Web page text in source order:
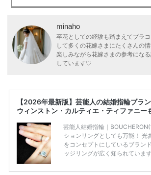
minaho
卒花としての経験も踏まえてプラ
して多くの花嫁さまにたくさんの
楽しみながら花嫁さまの参考にな
しています♡
【2026年最新版】芸能人の結婚指輪ブラ
ウィンストン・カルティエ・ティファニー
芸能人結婚指輪｜
ションリングとしても万能！ 光
をコンセプトにしているブラン
ッジリングが広く知られていま
ング」は、 小栗さんと山田さん